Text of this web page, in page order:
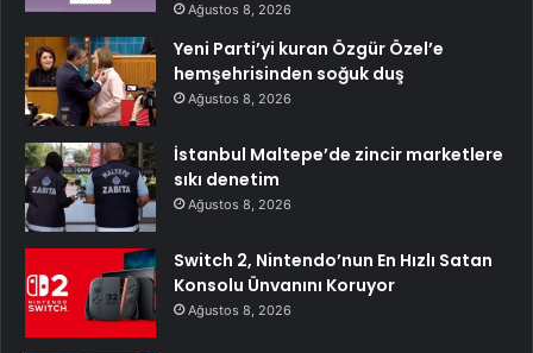
Ağustos 8, 2026
Yeni Parti’yi kuran Özgür Özel’e
hemşehrisinden soğuk duş
Ağustos 8, 2026
İstanbul Maltepe’de zincir marketlere
sıkı denetim
Ağustos 8, 2026
Switch 2, Nintendo’nun En Hızlı Satan
Konsolu Ünvanını Koruyor
Ağustos 8, 2026